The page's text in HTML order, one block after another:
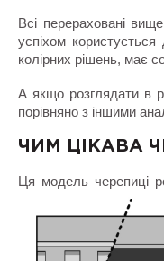
Всі перераховані
успіхом
колірних рішень, має
А якщо розглядати в
порівняно з іншими
ЧИМ ЦІКАВА
Ця модель черепиці